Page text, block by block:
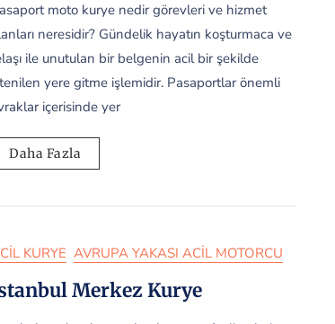
moto kurye nedir görevleri ve hizmet
neresidir? Gündelik hayatın koşturmaca ve
ile unutulan bir belgenin acil bir şekilde
yere gitme işlemidir. Pasaportlar önemli
içerisinde yer
Daha Fazla
KURYE AVRUPA YAKASI ACIL MOTORCU
Merkez Kurye